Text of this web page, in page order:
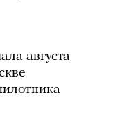
августа